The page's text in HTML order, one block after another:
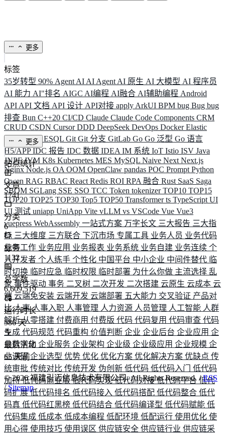
更多
标签
35岁转型 90% Agent AI AI Agent AI 原生 AI 大模型 AI 程序员
AI 能力 AI"排名 AIGC AI编程 AI融合 AI辅助编程 Android
API API 文档 API 设计 API对接 apply ArkUI BPM bug Bug bug
排查 Bun C++20 CI/CD Claude Claude Code Components CRM
CRUD CSDN CursorDDD DeepSeek DevOps DockerElastic
ELK ElysiaESQL Git Git 分支 GitLab Go Go 泛型 Go 语言
H5/APPIDC 报告 IDC 数据 IDEA IM 系统 IoT Istio ISV Java
JNPFJVM K8s Kubernetes MES MySQL Naive Next Next.js
NginxNode.js OA OOM OpenClaw pandas POC Prompt Python
Qwen RAG RBAC React Redis ROI RPA 融合 Rust SaaS Saga
SBOM SGLang SSE SSO TCC Token tokenizerTOP10 TOP15
TOP20 TOP25 TOP30 Top5 TOP50 Transformerts TypeScript UI
UI 测试 uniapp UniApp Vite vLLM vs VSCode Vue Vue3
vuepress WebAssembly 一站式方案 万字长文 三大报告 三大指
标 三大维度 三方联合 下沉市场 专属工具 业务人员 业务代码
业务工作 业务应用 业务报表 业务系统 业务自建 业务连续 个
人开发者 个人练手 个性化 中国平台 中小企业 中间件替代 临
时切换 临时应急 临时权限 临时部署 为什么你做 主流选择 乱
象 事件驱动 事务 二叉树 二次开发 二次搭建 云原生 云成本 云
端 云端免安装 云端开发 云端部署 五大能力 交叉验证 产品对
比人事人事入职 人事管理 人力资源 人员管理 人工智能 人群
解析从零搭建 付费商用 付费版 代码 代码复用 代码审查 代码
生成 代码规范 代码重构 价值判断 企业 企业后台 企业应用 企
业数字化 企业服务 企业架构 企业级 企业级应用 企业规模 企
业调研企业选型 优势 优化 优化方案 优化解决方案 优缺点 传
统审批 传统对比 传统开发 伪创新 低代码 低代码入门 低代码
加持低代码商业版低代码实现低代码对接低代码平台 低代
码扩展低代码排名 低代码接入 低代码搭配 低代码整合 低代
码真 低代码红黑榜 低代码结合 低代码编译型 低代码赋能 低
代码集成 低成本 低成本编程 低配环境 低配运行 使用优化 使
用心得 使用技巧 使用误区 供应链安全 供应链行业 供应链采
更多
站点统计
文章
1741
分类
6
标签
1132
总字数
6,609,519
运行时长
586 天
最后活动
65 天前
©2026福建引迈信息技术有限公司. All Rights Reserved. /RSS
/Sitemap